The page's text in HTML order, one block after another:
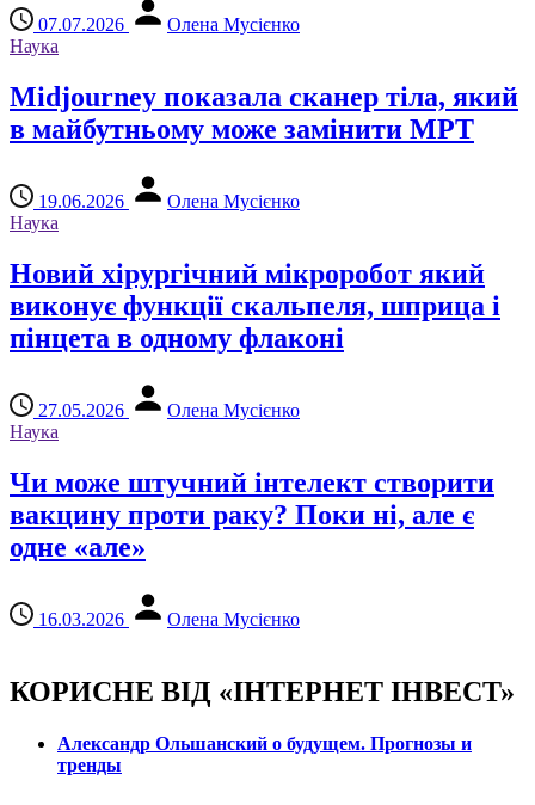
07.07.2026
Олена Мусієнко
Наука
Midjourney показала сканер тіла, який
в майбутньому може замінити МРТ
19.06.2026
Олена Мусієнко
Наука
Новий хірургічний мікроробот який
виконує функції скальпеля, шприца і
пінцета в одному флаконі
27.05.2026
Олена Мусієнко
Наука
Чи може штучний інтелект створити
вакцину проти раку? Поки ні, але є
одне «але»
16.03.2026 Олена Мусієнко
КОРИСНЕ ВІД «ІНТЕРНЕТ ІНВЕСТ»
Александр Ольшанский о будущем. Прогнозы и
тренды